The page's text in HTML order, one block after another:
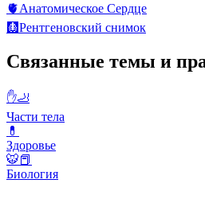
🫀Анатомическое Сердце
🩻Рентгеновский снимок
Связанные темы и
✋🦶
Части тела
💊
Здоровье
🐯📕
Биология